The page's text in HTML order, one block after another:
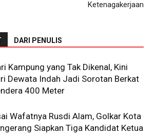
Ketenagakerjaan
DARI PENULIS
Kampung yang Tak Dikenal, Kini
Dewata Indah Jadi Sorotan Berkat
400 Meter
Wafatnya Rusdi Alam, Golkar Kota
Siapkan Tiga Kandidat Ketua